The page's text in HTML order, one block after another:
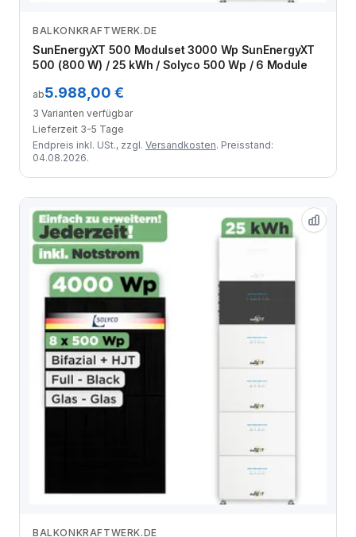
Zum Angebot
BALKONKRAFTWERK.DE
SunEnergyXT 500 Modulset 3000 Wp SunEnergyXT
500 (800 W) / 25 kWh / Solyco 500 Wp / 6 Module
ab5.988,00 €
3 Varianten verfügbar
Lieferzeit 3-5 Tage
Endpreis inkl. USt., zzgl. Versandkosten. Preisstand:
04.08.2026.
BALKONKRAFTWERK.DE